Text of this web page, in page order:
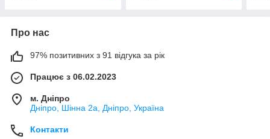
Про нас
97% позитивних з 91 відгука за рік
Працює з 06.02.2023
м. Дніпро
Дніпро, Шінна 2а, Дніпро, Україна
Контакти